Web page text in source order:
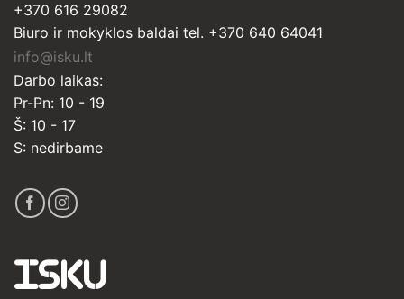
+370 616 29082
Biuro ir mokyklos baldai tel. +370 640 64041
info@isku.lt
Darbo laikas:
Pr-Pn: 10 - 19
Š: 10 - 17
S: nedirbame
ISKU